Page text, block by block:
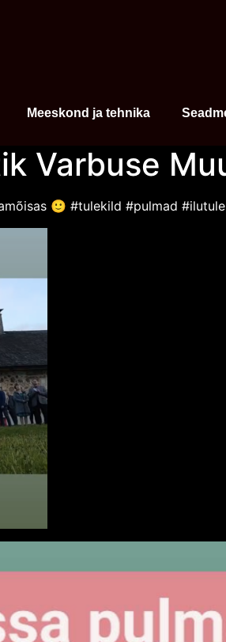
Meeskond ja tehnika
Varbuse
🙂 #tulekild #pulmad